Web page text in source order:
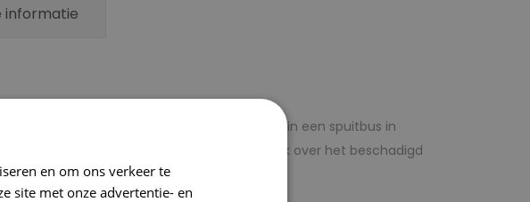
aantal
informatie
behandel je nu zelf voordelig met autolak in een spuitbus in
Systems. U dient op voorhand de blanke lak over het beschadigd
hecht.en om ons verkeer te
site met onze advertentie- en